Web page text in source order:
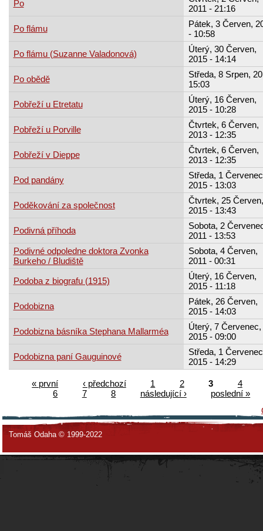
Po
2011 - 21:16
Po flámu
Pátek, 3 Červen,
- 10:58
Po flámu (Suzanne Valadonová)
Úterý, 30 Červen,
2015 - 14:14
Po obědě
Středa, 8 Srpen,
15:03
Pobřeží u Etretatu
Úterý, 16 Červen,
2015 - 10:28
Pobřeží u Porville
Čtvrtek, 6 Červen,
2013 - 12:35
Pobřeží v Dieppe
Čtvrtek, 6 Červen,
2013 - 12:35
Pod pandány
Středa, 1
2015 - 13:03
Poděkování za společnost
Čtvrtek, 25 Červen,
2015 - 13:43
Podivná příhoda
Sobota, 2
2011 - 13:53
Podivné odpoledne doktora Zvonka
Burkeho / Bludiště
Sobota, 4 Červen,
2011 - 00:31
Podoba z biografu (1915)
Úterý, 16 Červen,
2015 - 11:18
Podobizna
Pátek, 26 Červen,
2015 - 14:03
Podobizna básníka Stephana Mallarméa
Úterý, 7 Červenec,
2015 - 09:00
Podobizna paní Gauguinové
Středa, 1
2015 - 14:29
« první ‹ předchozí 1 2 3
4
6
7 8 následující ›
poslední »
Tomáš Odaha © 1999-2022